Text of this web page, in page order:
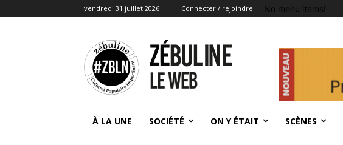
vendredi 31 juillet 2026 Connecter / rejoindre No menu items!
À LA UNE SOCIÉTÉ ON Y ÉTAIT SCÈNES